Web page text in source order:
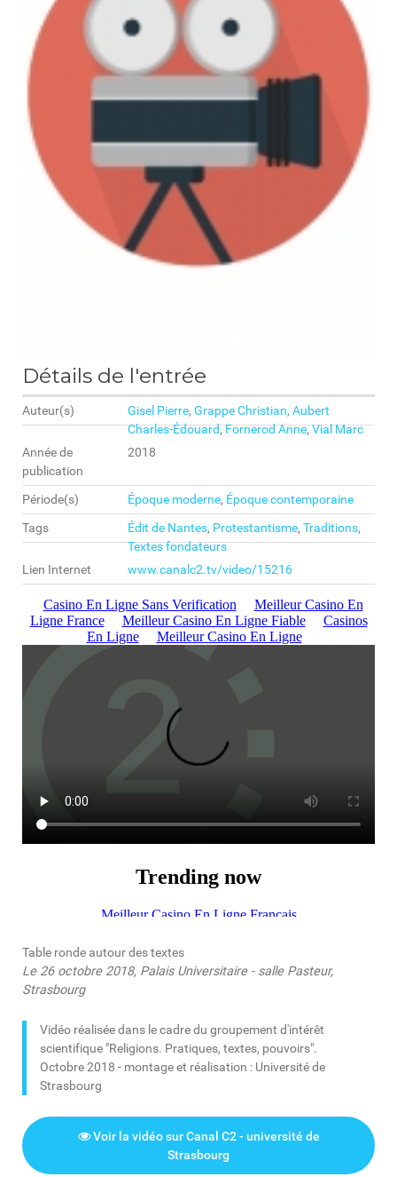
Détails de l'entrée
Auteur(s) Gisel Pierre,Grappe Christian,Aubert
Charles-Édouard,Fornerod Anne,Vial Marc
Année de
publication
2018
Période(s) Époque moderne, Époque contemporaine
Tags
Édit de Nantes, Protestantisme,Traditions,
Textes fondateurs
Lien Internet
www.canalc2.tv/video/15216
Table ronde autour des textes
Le 26 octobre 2018, Palais Universitaire - salle Pasteur,
Strasbourg
Vidéo réalisée dans le cadre du groupement d'intérêt
scientifique "Religions. Pratiques, textes, pouvoirs".
Octobre 2018 - montage et réalisation : Université de
Strasbourg
Voir la vidéo sur Canal C2 - université de
Strasbourg